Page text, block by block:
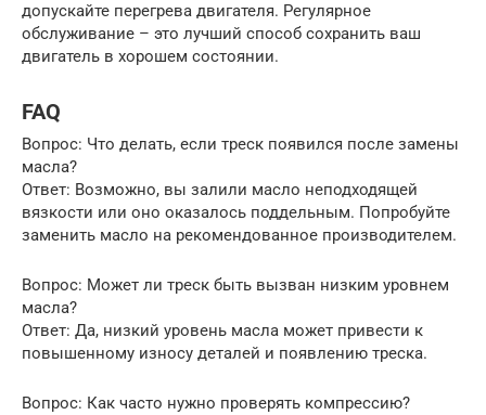
допускайте перегрева двигателя. Регулярное
обслуживание – это лучший способ сохранить ваш
двигатель в хорошем состоянии.
FAQ
Вопрос: Что делать, если треск появился после замены
масла?
Ответ: Возможно, вы залили масло неподходящей
вязкости или оно оказалось поддельным. Попробуйте
заменить масло на рекомендованное производителем.
Вопрос: Может ли треск быть вызван низким уровнем
масла?
Ответ: Да, низкий уровень масла может привести к
повышенному износу деталей и появлению треска.
Вопрос: Как часто нужно проверять компрессию?